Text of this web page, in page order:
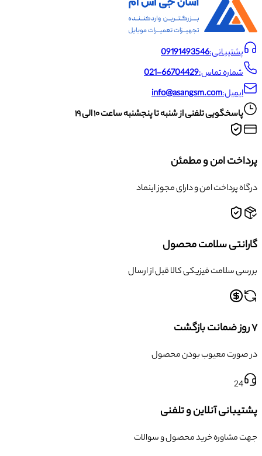
پشتیبانی:09191493546
شماره تماس:021-66704429
ایمیل:info@asangsm.com
پاسخگویی تلفنی از شنبه تا پنجشنبه ساعت ۱۰ الی ۱۹
پرداخت امن و مطمئن
درگاه پرداخت امن و دارای مجوز اینماد
گارانتی سلامت محصول
بررسی سلامت فیزیکی کالا قبل از ارسال
۷ روز ضمانت بازگشت
در صورت معیوب بودن محصول
24
پشتیبانی آنلاین و تلفنی
جهت مشاوره خرید محصول و سوالات